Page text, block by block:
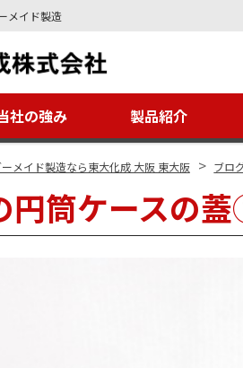
メイド製造
社の強み 製品紹介
メイド製造なら東大化成 大阪 東大阪 > ブロ
円筒ケースの